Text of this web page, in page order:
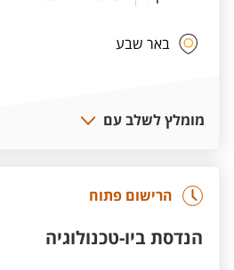
באר שבע
מומלץ לשלב עם
הרישום פתוח
הנדסת ביו-טכנולוגיה